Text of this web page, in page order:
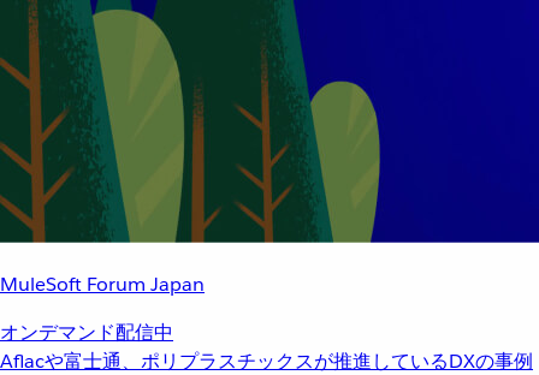
MuleSoft Forum Japan
オンデマンド配信中
Aflacや富士通、ポリプラスチックスが推進しているDXの事例